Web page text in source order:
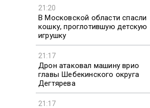
21:20
В Московской области спасли
кошку, проглотившую детскую
игрушку
21:17
Дрон атаковал машину врио
главы Шебекинского округа
Дегтярева
21:17